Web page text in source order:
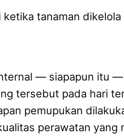
tanaman dikelola
— siapapun itu
tersebut pada hari
pemupukan
perawatan